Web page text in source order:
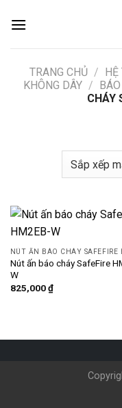
TRANG CHỦ / HỆ
KHÔNG DÂY /
CHÁY
Nút ấn báo cháy SafeFire
W
825,000₫